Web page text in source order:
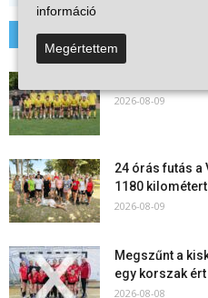
További hírek
Kiskőrösi LC
2026-08-09
24 órás futás a
1180
2026-08-09
Megszűnt a
egy korszak
2026-08-08
információ
Megértettem